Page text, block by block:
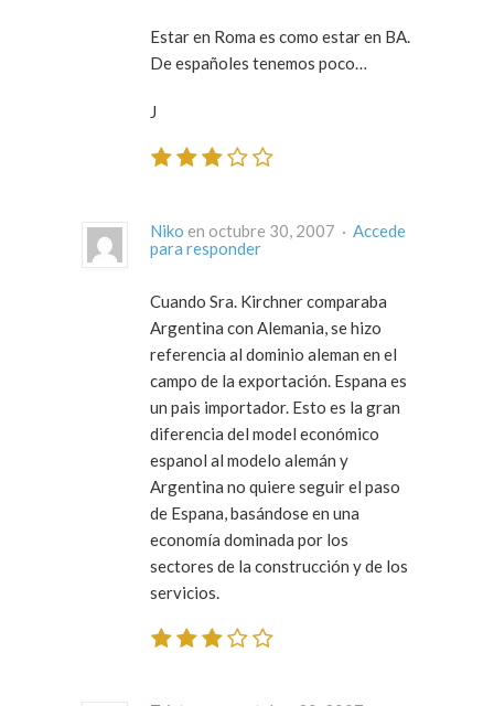
Estar en Roma es como estar en BA.
De españoles tenemos poco…
J
Niko en octubre 30, 2007 · Accede
para responder
Cuando Sra. Kirchner comparaba
Argentina con Alemania, se hizo
referencia al dominio aleman en el
campo de la exportación. Espana es
un pais importador. Esto es la gran
diferencia del model económico
espanol al modelo alemán y
Argentina no quiere seguir el paso
de Espana, basándose en una
economía dominada por los
sectores de la construcción y de los
servicios.